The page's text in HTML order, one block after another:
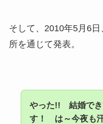
そして、2010年5月6
所を通じて発表。
やった!! 結婚でき
す！ は～今夜も